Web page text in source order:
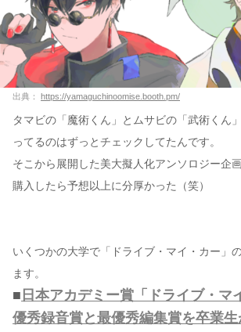
出典： https://yamaguchinoomise.booth.pm/
タマビの「魔術くん」とムサビの「武術くん
ってるのはずっとチェックしてたんです。
そこから展開した美大擬人化アンソロジー企画
購入したら予想以上に分厚かった（笑）
いくつかの大学で「ドライブ・マイ・カー」
ます。
■ 日本アカデミー賞「ドライブ・マ
優秀録音賞と最優秀編集賞を卒業